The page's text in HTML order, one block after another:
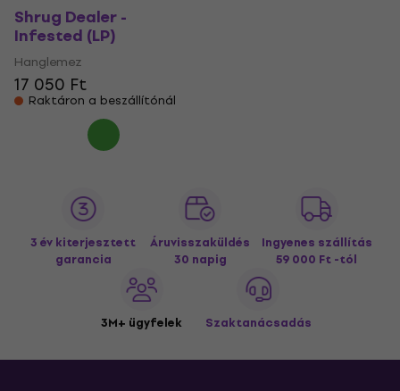
Shrug Dealer -
Infested (LP)
Hanglemez
17 050 Ft
Raktáron a beszállítónál
3 év kiterjesztett
garancia
Áruvisszaküldés
30 napig
Ingyenes szállítás
59 000 Ft -tól
3M+ ügyfelek Szaktanácsadás